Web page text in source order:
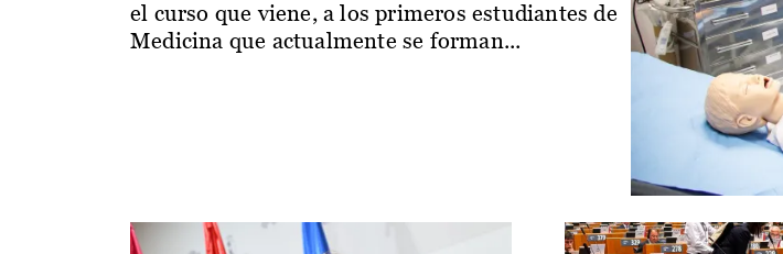
el curso que viene, a los primeros estudiantes de
Medicina que actualmente se forman...